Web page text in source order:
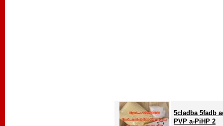
5cladba 5fadb
PVP a-PiHP 2